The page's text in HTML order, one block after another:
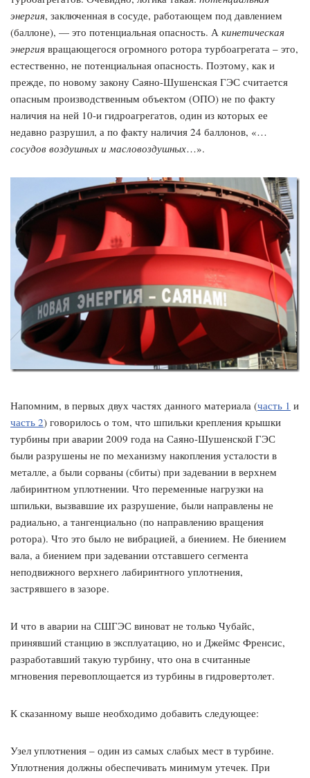
энергия, заключенная в сосуде, работающем под давлением
(баллоне), — это потенциальная опасность. А кинетическая
энергия вращающегося огромного ротора турбоагрегата – это,
естественно, не потенциальная опасность. Поэтому, как и
прежде, по новому закону Саяно-Шушенская ГЭС считается
опасным производственным объектом (ОПО) не по факту
наличия на ней 10-и гидроагрегатов, один из которых ее
недавно разрушил, а по факту наличия 24 баллонов, «…
сосудов воздушных и масловоздушных…».
Напомним, в первых двух частях данного материала (часть 1 и
часть 2) говорилось о том, что шпильки крепления крышки
турбины при аварии 2009 года на Саяно-Шушенской ГЭС
были разрушены не по механизму накопления усталости в
металле, а были сорваны (сбиты) при задевании в верхнем
лабиринтном уплотнении. Что переменные нагрузки на
шпильки, вызвавшие их разрушение, были направлены не
радиально, а тангенциально (по направлению вращения
ротора). Что это было не вибрацией, а биением. Не биением
вала, а биением при задевании отставшего сегмента
неподвижного верхнего лабиринтного уплотнения,
застрявшего в зазоре.
И что в аварии на СШГЭС виноват не только Чубайс,
принявший станцию в эксплуатацию, но и Джеймс Френсис,
разработавший такую турбину, что она в считанные
мгновения перевоплощается из турбины в гидровертолет.
К сказанному выше необходимо добавить следующее:
Узел уплотнения – один из самых слабых мест в турбине.
Уплотнения должны обеспечивать минимум утечек. При